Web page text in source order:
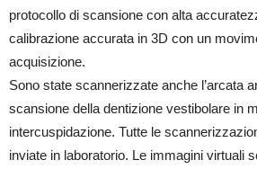
protocollo di scansione con alta
calibrazione accurata in 3D con un
acquisizione.
Sono state scannerizzate anche l’arcata
scansione della dentizione vestibolare in
intercuspidazione. Tutte le
inviate in laboratorio. Le immagini virtuali